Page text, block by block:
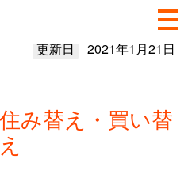
更新日 2021年1月21日
み替え・買い替
え